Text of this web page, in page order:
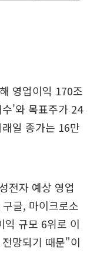
영업이익 170조
'와 목표주가 24
일 종가는 16만
전자 예상 영업
글, 마이크로소
익 규모 6위로 이
망되기 때문"이